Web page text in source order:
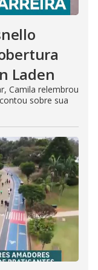
Laden
Camila relembrou
sobre sua